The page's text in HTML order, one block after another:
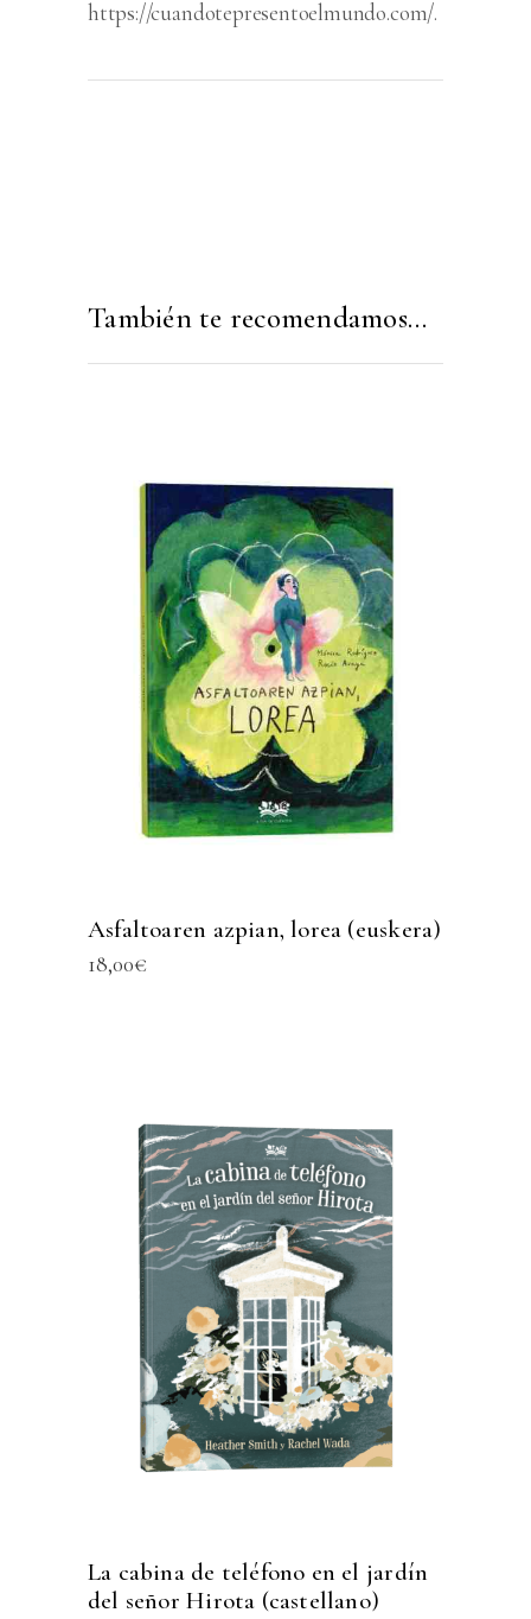
https://cuandotepresentoelmundo.com/.
También te recomendamos…
Asfaltoaren azpian, lorea (euskera)
18,00€
La cabina de teléfono en el jardín
del señor Hirota (castellano)